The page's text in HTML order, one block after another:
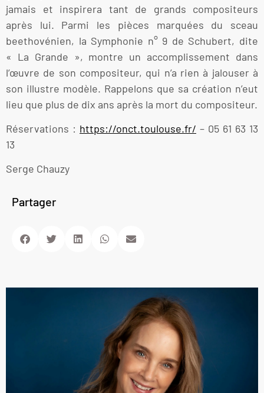
jamais et inspirera tant de grands compositeurs
après lui. Parmi les pièces marquées du sceau
beethovénien, la Symphonie n° 9 de Schubert, dite
« La Grande », montre un accomplissement dans
l’œuvre de son compositeur, qui n’a rien à jalouser à
son illustre modèle. Rappelons que sa création n’eut
lieu que plus de dix ans après la mort du compositeur.
Réservations : https://onct.toulouse.fr/ – 05 61 63 13
13
Serge Chauzy
Partager